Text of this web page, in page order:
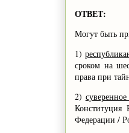
ОТВЕТ:
Могут быть
1)
сроком на
права при
2) суверенное
Конституция
Федерации /